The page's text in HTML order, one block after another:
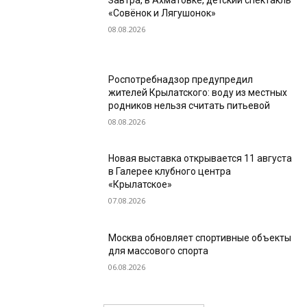
«Совёнок и Лягушонок»
08.08.2026
Роспотребнадзор предупредил
жителей Крылатского: воду из местных
родников нельзя считать питьевой
08.08.2026
Новая выставка открывается 11 августа
в Галерее клубного центра
«Крылатское»
07.08.2026
Москва обновляет спортивные объекты
для массового спорта
06.08.2026